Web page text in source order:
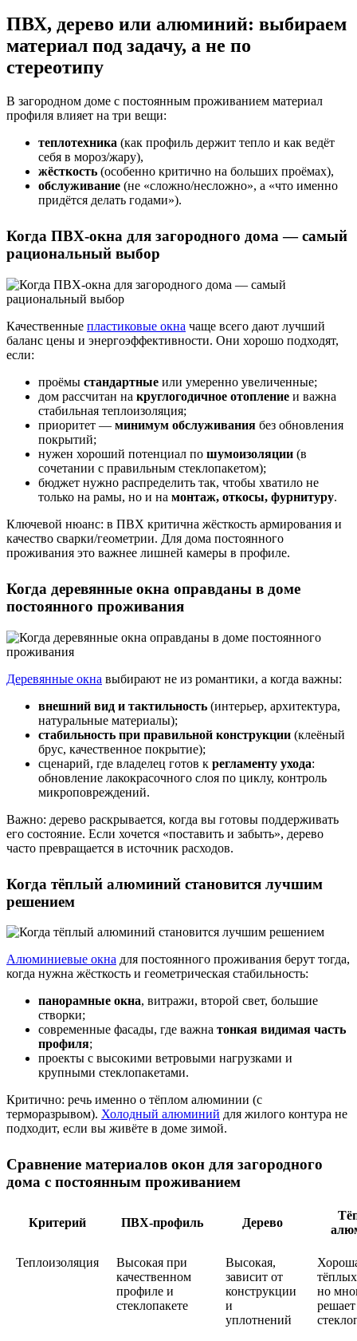
ПВХ, дерево или алюминий: выбираем
материал под задачу, а не по
стереотипу
В загородном доме с постоянным проживанием материал
профиля влияет на три вещи:
теплотехника (как профиль держит тепло и как ведёт
себя в мороз/жару),
жёсткость (особенно критично на больших проёмах),
обслуживание (не «сложно/несложно», а «что именно
придётся делать годами»).
Когда ПВХ-окна для загородного дома — самый
рациональный выбор
Качественные пластиковые окна чаще всего дают лучший
баланс цены и энергоэффективности. Они хорошо подходят,
если:
проёмы стандартные или умеренно увеличенные;
дом рассчитан на круглогодичное отопление и важна
стабильная теплоизоляция;
приоритет — минимум обслуживания без обновления
покрытий;
нужен хороший потенциал по шумоизоляции (в
сочетании с правильным стеклопакетом);
бюджет нужно распределить так, чтобы хватило не
только на рамы, но и на монтаж, откосы, фурнитуру.
Ключевой нюанс: в ПВХ критична жёсткость армирования и
качество сварки/геометрии. Для дома постоянного
проживания это важнее лишней камеры в профиле.
Когда деревянные окна оправданы в доме
постоянного проживания
Деревянные окна выбирают не из романтики, а когда важны:
внешний вид и тактильность (интерьер, архитектура,
натуральные материалы);
стабильность при правильной конструкции (клеёный
брус, качественное покрытие);
сценарий, где владелец готов к регламенту ухода:
обновление лакокрасочного слоя по циклу, контроль
микроповреждений.
Важно: дерево раскрывается, когда вы готовы поддерживать
его состояние. Если хочется «поставить и забыть», дерево
часто превращается в источник расходов.
Когда тёплый алюминий становится лучшим
решением
Алюминиевые окна для постоянного проживания берут тогда,
когда нужна жёсткость и геометрическая стабильность:
панорамные окна, витражи, второй свет, большие
створки;
современные фасады, где важна тонкая видимая часть
профиля;
проекты с высокими ветровыми нагрузками и
крупными стеклопакетами.
Критично: речь именно о тёплом алюминии (с
терморазрывом). Холодный алюминий для жилого контура не
подходит, если вы живёте в доме зимой.
Сравнение материалов окон для загородного
дома с постоянным проживанием
Критерий ПВХ-профиль Дерево
Теплоизоляция
Высокая при
качественном
профиле и
стеклопакете
Высокая,
зависит от
конструкции
и
уплотнений
но
решает